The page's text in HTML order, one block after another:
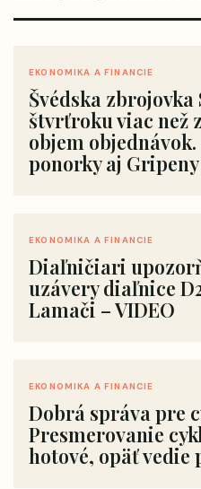
EKONOMIKA A FINANCIE
Švédska zbrojovka
štvrťroku viac než
objem
ponorky aj Gripeny
EKONOMIKA A FINANCIE
Diaľničiari
uzávery diaľnice
Lamači – VIDEO
EKONOMIKA A FINANCIE
Dobrá správa pre
Presmerovanie
hotové, opäť vedie